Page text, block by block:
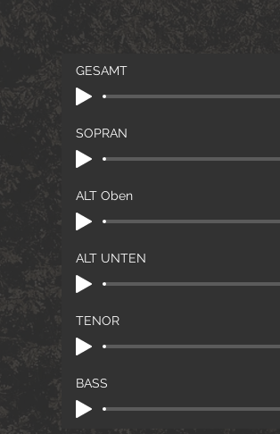
GESAMT
SOPRAN
ALT Oben
ALT UNTEN
TENOR
BASS